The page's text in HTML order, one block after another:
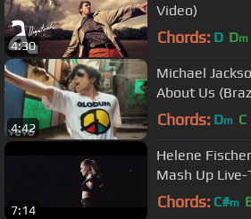
4:30
Video)
Chords: D Dm
4:42
Michael
About Us
Video)
Chords: Dm C
7:14
Helene
Mash Up
Chords: C#m